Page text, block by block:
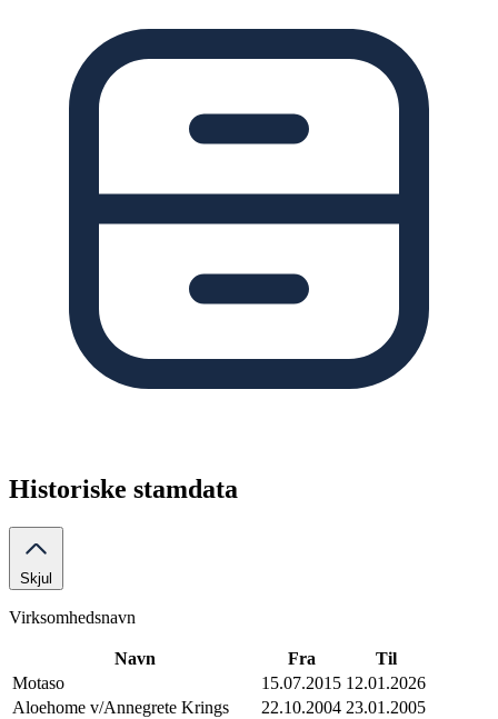
Historiske stamdata
Skjul
Virksomhedsnavn
Navn Fra
Til
Motaso
15.07.2015 12.01.2026
Aloehome v/Annegrete Krings
22.10.2004 23.01.2005